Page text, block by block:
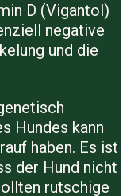
D (Vigantol)
negative
und die
Hundes kann
haben. Es ist
der Hund nicht
rutschige